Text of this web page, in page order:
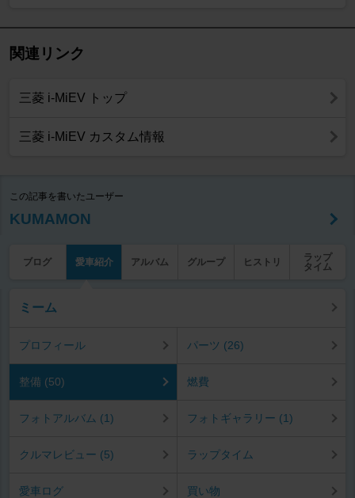
関連リンク
三菱 i-MiEV トップ
三菱 i-MiEV カスタム情報
この記事を書いたユーザー
KUMAMON
ブログ 愛車紹介 アルバム グループ ヒストリ
ラップ
タイム
ミーム
プロフィール パーツ (26)
整備 (50) 燃費
フォトアルバム (1) フォトギャラリー (1)
クルマレビュー (5) ラップタイム
愛車ログ 買い物